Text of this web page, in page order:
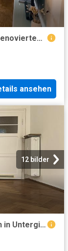
Bezugsfreie 2 Zimmer Wohnung mit renoviertem Balkon & Fenster in Berg am Laim – provisionsfrei
ansehen
12 bilder
2,5 Zimmer Altbauwohnung mit Balkon in Untergiesing, Denkmalschutz